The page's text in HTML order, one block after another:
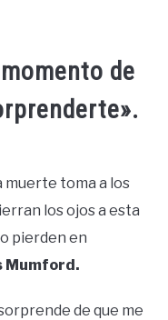
de
muerte toma a los
los ojos a esta
pierden en
Mumford.
de que me